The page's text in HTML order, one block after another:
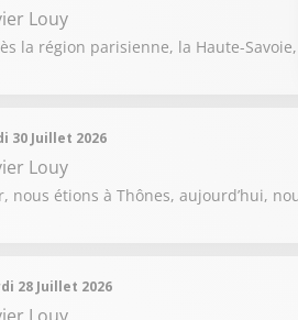
Louy
la région parisienne, la Haute-
30 Juillet 2026
Louy
nous étions à Thônes, aujourd’hui,
28 Juillet 2026